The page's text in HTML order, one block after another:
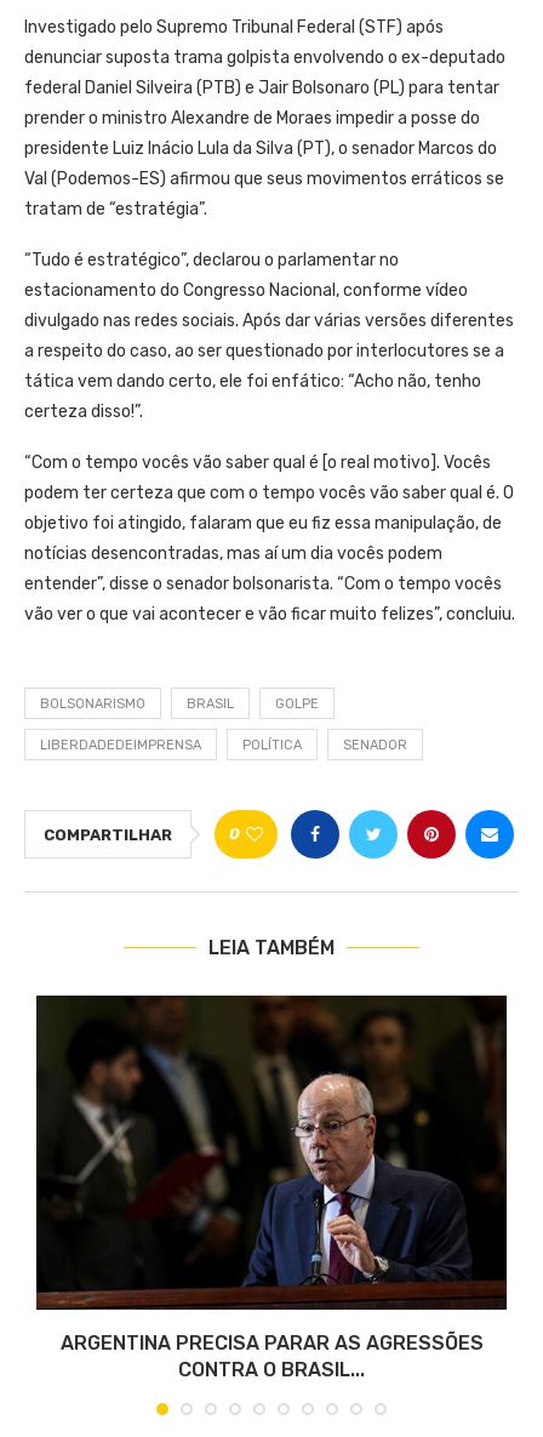
Investigado pelo Supremo Tribunal Federal (STF) após
denunciar suposta trama golpista envolvendo o ex-deputado
federal Daniel Silveira (PTB) e Jair Bolsonaro (PL) para tentar
prender o ministro Alexandre de Moraes impedir a posse do
presidente Luiz Inácio Lula da Silva (PT), o senador Marcos do
Val (Podemos-ES) afirmou que seus movimentos erráticos se
tratam de “estratégia”.
“Tudo é estratégico”, declarou o parlamentar no
estacionamento do Congresso Nacional, conforme vídeo
divulgado nas redes sociais. Após dar várias versões diferentes
a respeito do caso, ao ser questionado por interlocutores se a
tática vem dando certo, ele foi enfático: “Acho não, tenho
certeza disso!”.
“Com o tempo vocês vão saber qual é [o real motivo]. Vocês
podem ter certeza que com o tempo vocês vão saber qual é. O
objetivo foi atingido, falaram que eu fiz essa manipulação, de
notícias desencontradas, mas aí um dia vocês podem
entender”, disse o senador bolsonarista. “Com o tempo vocês
vão ver o que vai acontecer e vão ficar muito felizes”, concluiu.
BOLSONARISMO BRASIL GOLPE
LIBERDADEDEIMPRENSA POLÍTICA SENADOR
COMPARTILHAR 0
LEIA TAMBÉM
ARGENTINA PRECISA PARAR AS AGRESSÕES
CONTRA O BRASIL...